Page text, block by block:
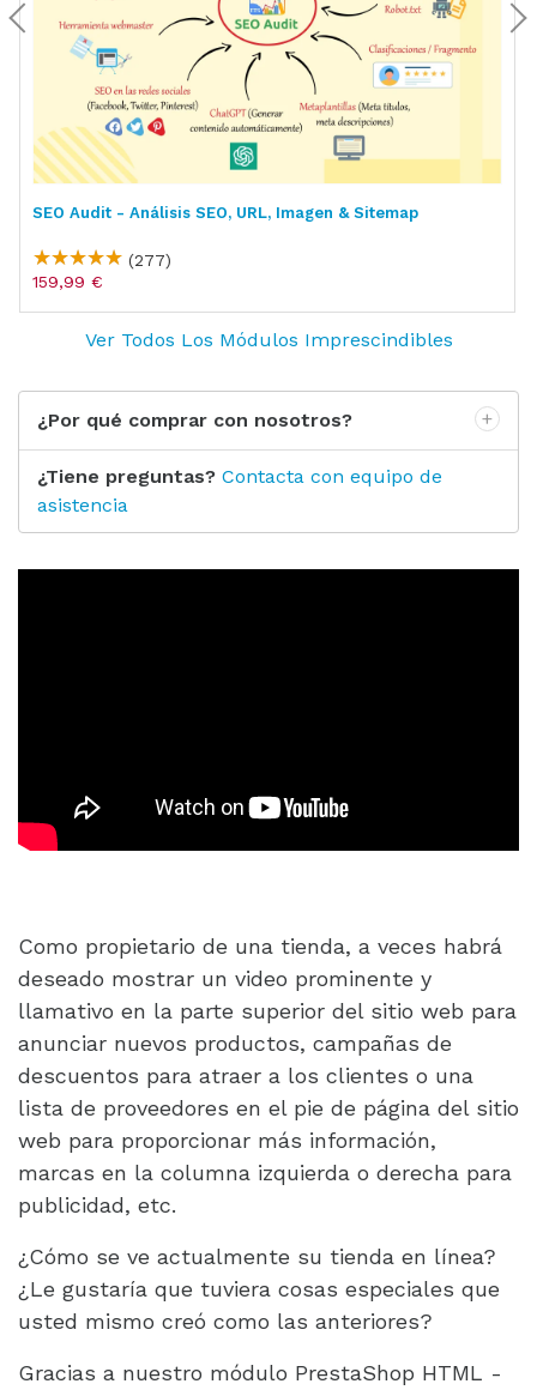
SEO Audit - Análisis SEO, URL, Imagen & Sitemap
(277)
159,99 €
Ver Todos Los Módulos Imprescindibles
¿Por qué comprar con nosotros?
¿Tiene preguntas? Contacta con equipo de
asistencia
Como propietario de una tienda, a veces habrá
deseado mostrar un video prominente y
llamativo en la parte superior del sitio web para
anunciar nuevos productos, campañas de
descuentos para atraer a los clientes o una
lista de proveedores en el pie de página del sitio
web para proporcionar más información,
marcas en la columna izquierda o derecha para
publicidad, etc.
¿Cómo se ve actualmente su tienda en línea?
¿Le gustaría que tuviera cosas especiales que
usted mismo creó como las anteriores?
Gracias a nuestro módulo PrestaShop HTML -